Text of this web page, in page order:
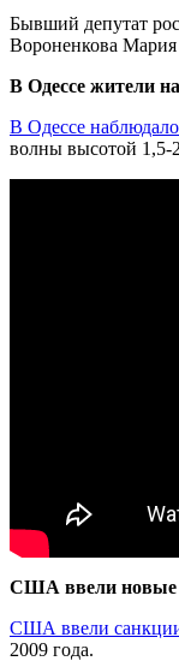
Бывший депутат
Вороненкова
В Одессе жители
В Одессе
волны высотой 1,5-
США ввели новые
США ввели санкции
2009 года.